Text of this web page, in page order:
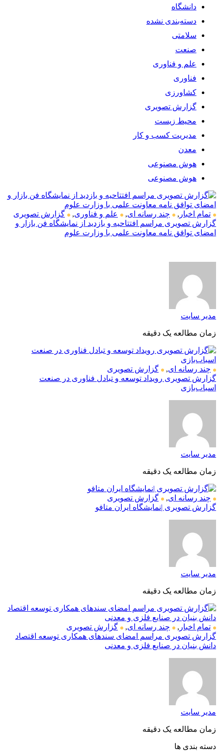
دانشگاه
دسته‌بندی نشده
سلامتی
صنعت
علم و فناوری
فناوری
کشاورزی
گزارش تصویری
محیط زیست
مدیریت کسب و کار
معدن
هوش مصنوعی
هوش مصنوعی
تمام اخبار , چند رسانه ای, علم و فناوری,
گزارش تصویری
گزارش تصویری مراسم افتتاحیه و بازدید از نمایشگاه فن بازار و
امضای توافق نامه معاونت علمی با وزارت علوم
مدیر سایت
زمان مطالعه یک دقیقه
چند رسانه ای,
گزارش تصویری
گزارش تصویری رویداد توسعه و تبادل فناوری در صنعت
اسباب‌بازی
مدیر سایت
زمان مطالعه یک دقیقه
چند رسانه ای,
گزارش تصویری
گزارش تصویری |نمایشگاه ایران متافو
مدیر سایت
زمان مطالعه یک دقیقه
تمام اخبار , چند رسانه ای,
گزارش تصویری
گزارش تصویری مراسم امضای سندهای همکاری توسعه اقتصاد
دانش بنیان در صنایع فلزی و معدنی
مدیر سایت
زمان مطالعه یک دقیقه
دسته بندی ها